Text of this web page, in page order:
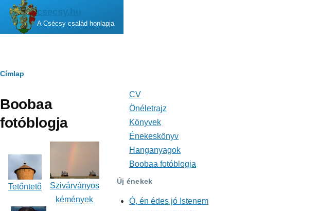
Ugrás a tartalomra
csecsy.hu
A Csécsy család honlapja
Morzsa
Címlap
Boobaa
fotóblogja
Tetőntető
Szivárványos
kémények
navigáció
CV
Önéletrajz
Könyvek
Énekeskönyv
Hanganyagok
Boobaa fotóblogja
Új énekek
Ó, én édes jó Istenem